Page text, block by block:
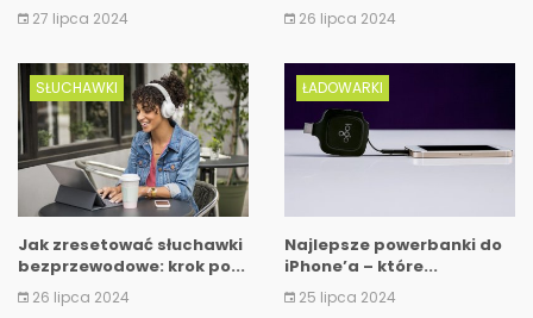
27 lipca 2024 26 lipca 2024
SŁUCHAWKI
Jak zresetować słuchawki
bezprzewodowe: krok po...
26 lipca 2024
ŁADOWARKI
Najlepsze powerbanki do
iPhone’a – które...
25 lipca 2024